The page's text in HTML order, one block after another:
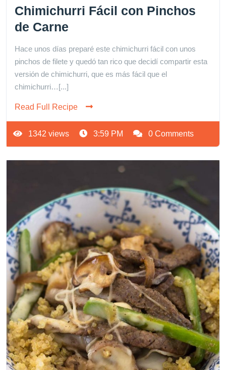
Chimichurri Fácil con Pinchos
de Carne
Hace unos días preparé este chimichurri fácil con unos
pinchos de filete y quedó tan rico que decidí compartir esta
versión de chimichurri, que es más fácil que el
chimichurri…[...]
Read Full Recipe
1342 views 3:59 PM 0 Comments